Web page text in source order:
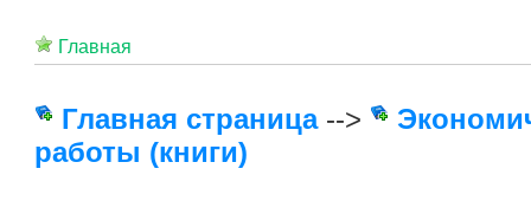
Главная
Главная страница-->
работы (книги)